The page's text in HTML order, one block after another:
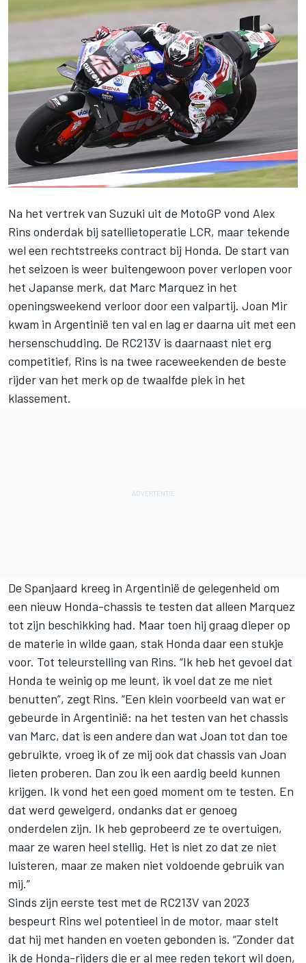
Na het vertrek van Suzuki uit de MotoGP vond Alex
Rins onderdak bij satellietoperatie LCR, maar tekende
wel een rechtstreeks contract bij Honda. De start van
het seizoen is weer buitengewoon pover verlopen voor
het Japanse merk, dat Marc Marquez in het
openingsweekend verloor door een valpartij. Joan Mir
kwam in Argentinië ten val en lag er daarna uit met een
hersenschudding. De RC213V is daarnaast niet erg
competitief, Rins is na twee raceweekenden de beste
rijder van het merk op de twaalfde plek in het
klassement.
De Spanjaard kreeg in Argentinië de gelegenheid om
een nieuw Honda-chassis te testen dat alleen Marquez
tot zijn beschikking had. Maar toen hij graag dieper op
de materie in wilde gaan, stak Honda daar een stukje
voor. Tot teleurstelling van Rins. “Ik heb het gevoel dat
Honda te weinig op me leunt, ik voel dat ze me niet
benutten”, zegt Rins. “Een klein voorbeeld van wat er
gebeurde in Argentinië: na het testen van het chassis
van Marc, dat is een andere dan wat Joan tot dan toe
gebruikte, vroeg ik of ze mij ook dat chassis van Joan
lieten proberen. Dan zou ik een aardig beeld kunnen
krijgen. Ik vond het een goed moment om te testen. En
dat werd geweigerd, ondanks dat er genoeg
onderdelen zijn. Ik heb geprobeerd ze te overtuigen,
maar ze waren heel stellig. Het is niet zo dat ze niet
luisteren, maar ze maken niet voldoende gebruik van
mij.”
Sinds zijn eerste test met de RC213V van 2023
bespeurt Rins wel potentieel in de motor, maar stelt
dat hij met handen en voeten gebonden is. “Zonder dat
ik de Honda-rijders die er al mee reden tekort wil doen,